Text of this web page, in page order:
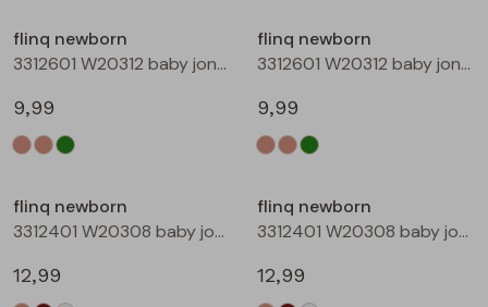
Bermuda's
flinq newborn
3312601 W20312 baby jongens T-shirt lm Taupe
9,99
flinq newborn
3312601 W20312 baby jongens T-shirt lm Groen mos
9,99
flinq newborn
3312401 W20308 baby jongens sweater Ecru melee
12,99
flinq newborn
3312401 W20308 baby jongens sweater Bruin
12,99